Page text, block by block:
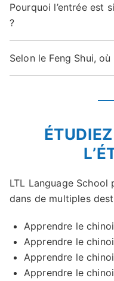
Pourquoi l’entrée est
?
Selon le Feng Shui,
LTL Language
dans de multiples
Apprendre le
Apprendre le
Apprendre le
Apprendre le